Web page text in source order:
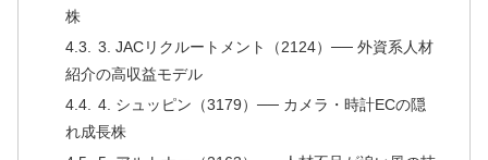
株
3. JACリクルートメント（2124）── 外資系人材
紹介の高収益モデル
4. シュッピン（3179）── カメラ・時計ECの隠
れ成長株